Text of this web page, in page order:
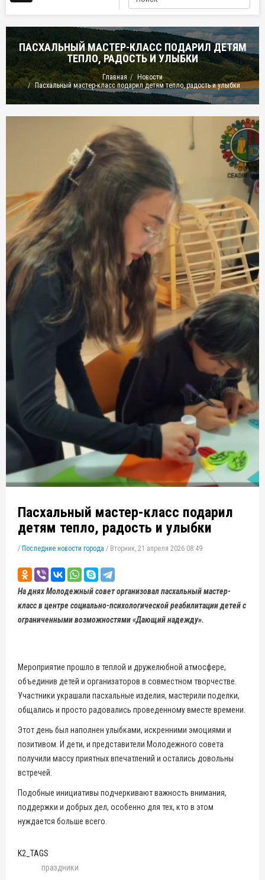
ПАСХАЛЬНЫЙ МАСТЕР-КЛАСС ПОДАРИЛ ДЕТЯМ
ТЕПЛО, РАДОСТЬ И УЛЫБКИ
Главная
Новости
Пасхальный мастер-класс подарил детям тепло, радость и улыбки
Пасхальный мастер-класс подарил
детям тепло, радость и улыбки
/ Последние новости города / Вторник, 21 апреля 2026 08:49
На днях Молодежный совет организовал пасхальный мастер-
класс в центре социально-психологической реабилитации детей с
ограниченными возможностями «Дающий надежду».
Мероприятие прошло в теплой и дружелюбной атмосфере,
объединив детей и организаторов в совместном творчестве.
Участники украшали пасхальные изделия, мастерили поделки,
общались и просто радовались проведенному вместе времени.
Этот день был наполнен улыбками, искренними эмоциями и
позитивом. И дети, и представители Молодежного совета
получили массу приятных впечатлений и остались довольны
встречей.
Подобные инициативы подчеркивают важность внимания,
поддержки и добрых дел, особенно для тех, кто в этом
нуждается больше всего.
K2_TAGS
праздники